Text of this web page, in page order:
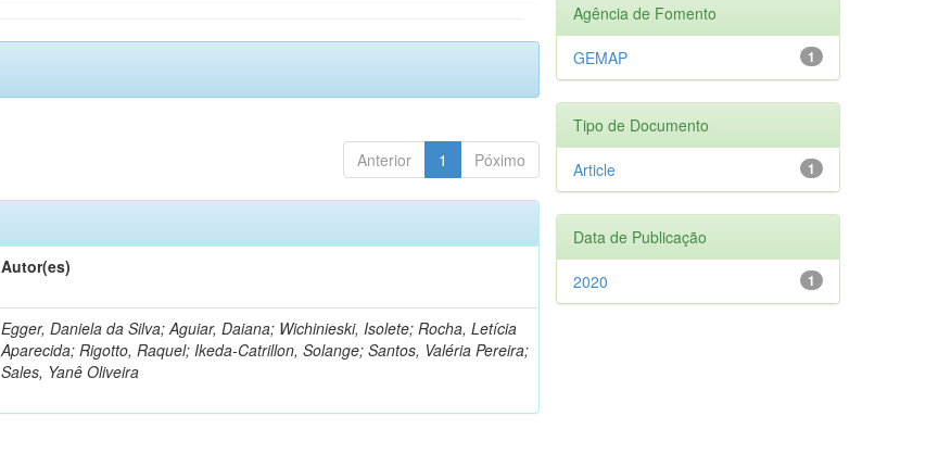
Anterior 1 Póximo
Autor(es)
Egger, Daniela da Silva; Aguiar, Daiana; Wichinieski, Isolete; Rocha, Letícia
Aparecida; Rigotto, Raquel; Ikeda-Catrillon, Solange; Santos, Valéria Pereira;
Sales, Yanê Oliveira
Agência de Fomento
1
GEMAP
Tipo de Documento
1
Article
Data de Publicação
1
2020